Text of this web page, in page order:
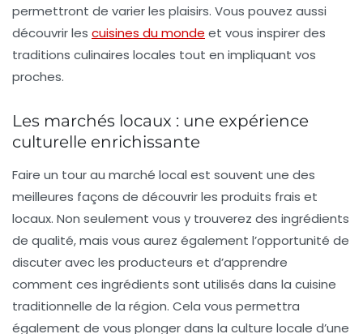
permettront de varier les plaisirs. Vous pouvez aussi
découvrir les cuisines du monde et vous inspirer des
traditions culinaires locales tout en impliquant vos
proches.
Les marchés locaux : une expérience
culturelle enrichissante
Faire un tour au marché local est souvent une des
meilleures façons de découvrir les produits frais et
locaux. Non seulement vous y trouverez des ingrédients
de qualité, mais vous aurez également l’opportunité de
discuter avec les producteurs et d’apprendre
comment ces ingrédients sont utilisés dans la cuisine
traditionnelle de la région. Cela vous permettra
également de vous plonger dans la culture locale d’une